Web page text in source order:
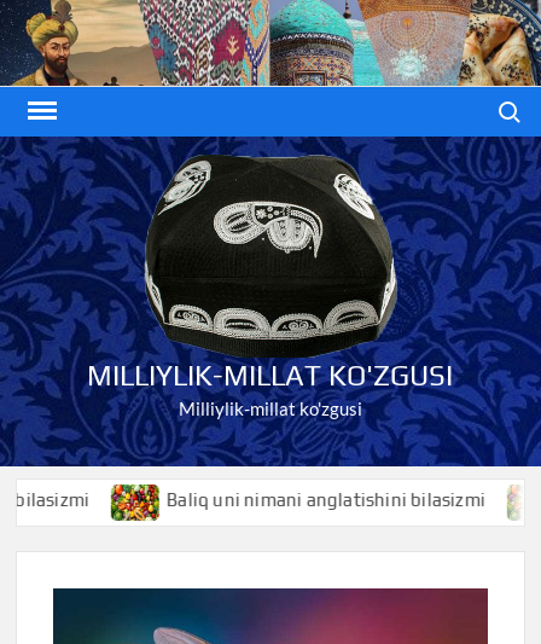
Skip
to
content
MILLIYLIK-MILLAT KO'ZGUSI
Milliylik-millat ko'zgusi
Baliq uni nimani anglatishini bilasizmi